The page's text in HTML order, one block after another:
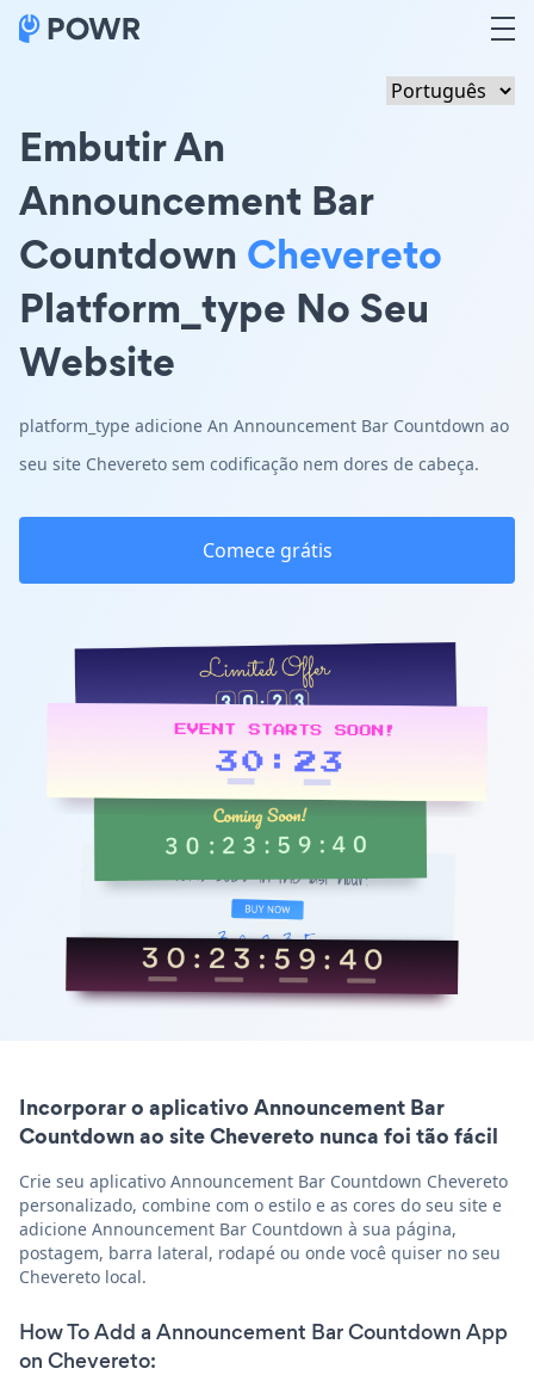
Embutir An
Announcement Bar
Countdown Chevereto
Platform_type No Seu
Website
platform_type adicione An Announcement Bar Countdown ao
seu site Chevereto sem codificação nem dores de cabeça.
Comece grátis
Incorporar o aplicativo Announcement Bar
Countdown ao site Chevereto nunca foi tão fácil
Crie seu aplicativo Announcement Bar Countdown Chevereto
personalizado, combine com o estilo e as cores do seu site e
adicione Announcement Bar Countdown à sua página,
postagem, barra lateral, rodapé ou onde você quiser no seu
Chevereto local.
How To Add a Announcement Bar Countdown App
on Chevereto: